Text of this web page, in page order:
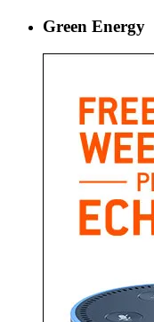
Green Energy